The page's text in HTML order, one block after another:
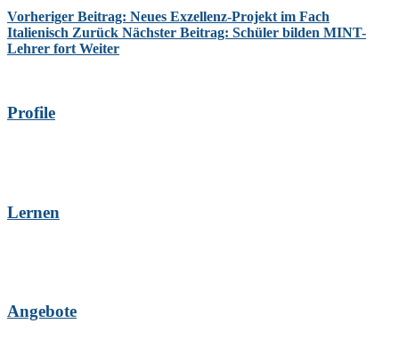
Vorheriger Beitrag: Neues Exzellenz-Projekt im Fach
Italienisch Zurück Nächster Beitrag: Schüler bilden MINT-
Lehrer fort Weiter
Profile
Lernen
Angebote